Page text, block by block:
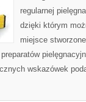
regularnej
dzięki którym
miejsce
wskazówek